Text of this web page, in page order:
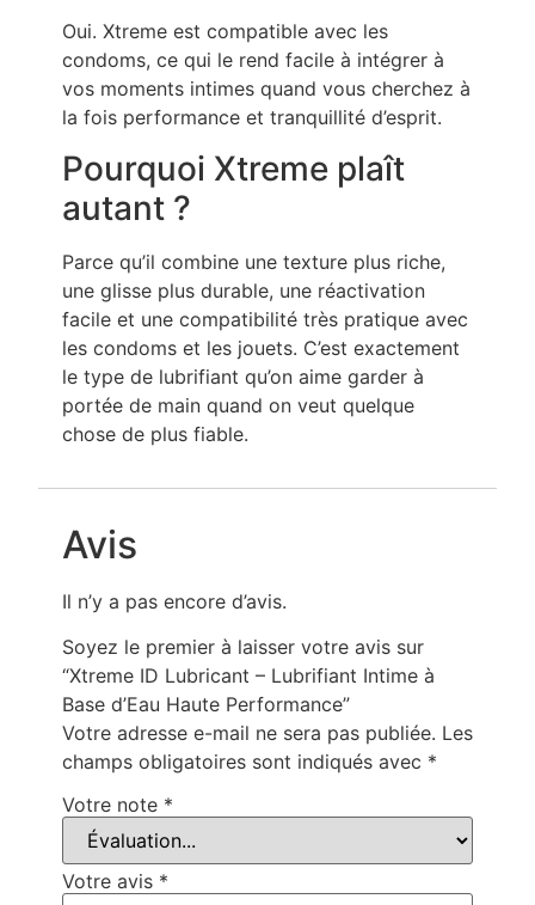
Oui. Xtreme est compatible avec les
condoms, ce qui le rend facile à intégrer à
vos moments intimes quand vous cherchez à
la fois performance et tranquillité d’esprit.
Pourquoi Xtreme plaît
autant ?
Parce qu’il combine une texture plus riche,
une glisse plus durable, une réactivation
facile et une compatibilité très pratique avec
les condoms et les jouets. C’est exactement
le type de lubrifiant qu’on aime garder à
portée de main quand on veut quelque
chose de plus fiable.
Avis
Il n’y a pas encore d’avis.
Soyez le premier à laisser votre avis sur
“Xtreme ID Lubricant – Lubrifiant Intime à
Base d’Eau Haute Performance”
Votre adresse e-mail ne sera pas publiée. Les
champs obligatoires sont indiqués avec *
Votre note *
Votre avis *